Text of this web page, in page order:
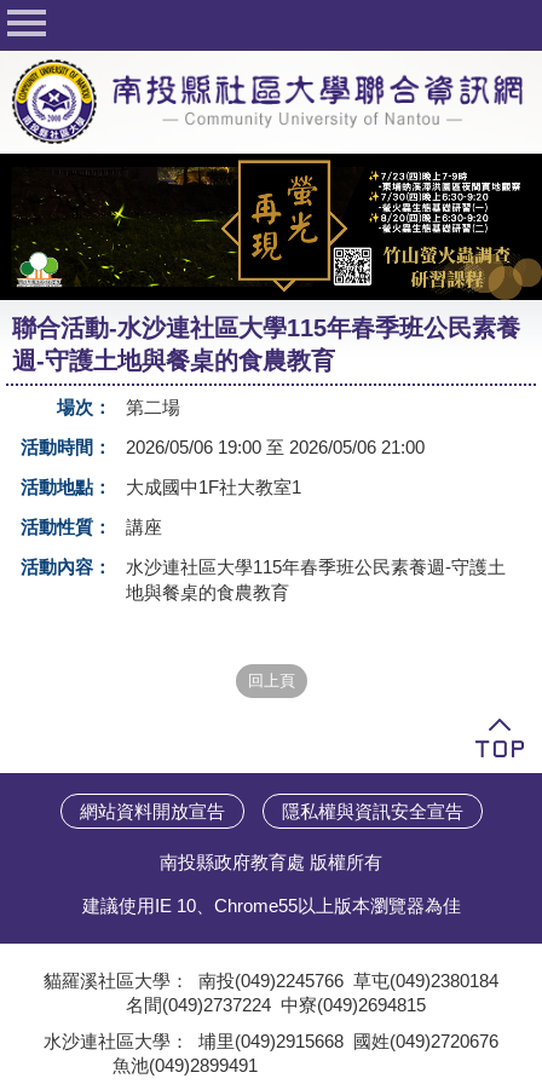
回首頁
關於社大
公佈欄
行事曆
最新活動
活動花絮
課程一覽表
志工與社團
社大學習Q&A
友站連結
網路選課
聯合活動-水沙連社區大學115年春季班公民素養
週-守護土地與餐桌的食農教育
場次：
第二場
活動時間：
2026/05/06 19:00 至 2026/05/06 21:00
活動地點：
大成國中1F社大教室1
活動性質：
講座
活動內容：
水沙連社區大學115年春季班公民素養週-守護土
地與餐桌的食農教育
網站資料開放宣告 隱私權與資訊安全宣告
南投縣政府教育處 版權所有
建議使用IE 10、Chrome55以上版本瀏覽器為佳
貓羅溪社區大學： 南投(049)2245766 草屯(049)2380184
名間(049)2737224 中寮(049)2694815
水沙連社區大學： 埔里(049)2915668 國姓(049)2720676
魚池(049)2899491